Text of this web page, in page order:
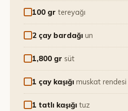
100 gr tereyağı
2 çay bardağı un
1,800 gr süt
1 çay kaşığı muskat rendesi
1 tatlı kaşığı tuz